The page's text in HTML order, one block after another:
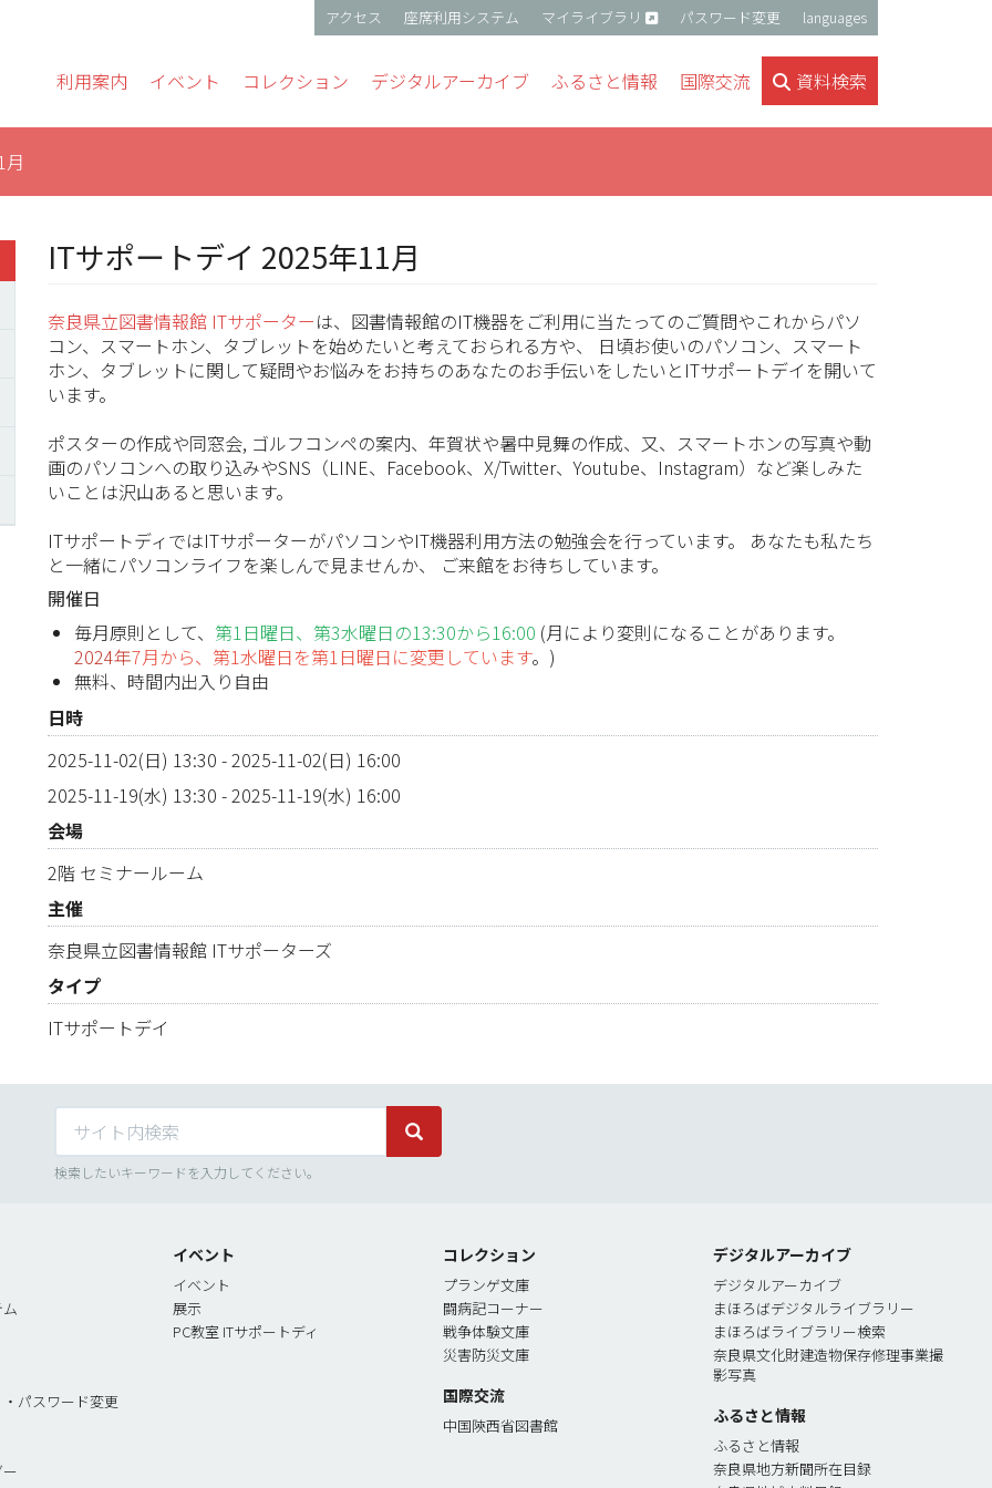
アクセス 座席利用システム マイライブラリ パスワード変更 languages
利用案内 イベント コレクション デジタルアーカイブ ふるさと情報 国際交流 資料検索
月
ITサポートデイ 2025年11月
奈良県立図書情報館 ITサポーターは、図書情報館のIT機器をご利用に当たってのご質問やこれからパソ
コン、スマートホン、タブレットを始めたいと考えておられる方や、 日頃お使いのパソコン、スマート
ホン、タブレットに関して疑問やお悩みをお持ちのあなたのお手伝いをしたいとITサポートデイを開いて
います。
ポスターの作成や同窓会, ゴルフコンペの案内、年賀状や暑中見舞の作成、又、スマートホンの写真や動
画のパソコンへの取り込みやSNS（LINE、Facebook、X/Twitter、Youtube、Instagram）など楽しみた
いことは沢山あると思います。
ITサポートディではITサポーターがパソコンやIT機器利用方法の勉強会を行っています。 あなたも私たち
と一緒にパソコンライフを楽しんで見ませんか、 ご来館をお待ちしています。
開催日
毎月原則として、 第1日曜日、第3水曜日の13:30から16:00 (月により変則になることがあります。
2024年7月から、第1水曜日を第1日曜日に変更しています。)
無料、時間内出入り自由
日時
2025-11-02(日) 13:30 -2025-11-02(日) 16:00
2025-11-19(水) 13:30 -2025-11-19(水) 16:00
会場
2階 セミナールーム
主催
奈良県立図書情報館 ITサポーターズ
タイプ
ITサポートデイ
サイト内検索 サイト内検索
検索したいキーワードを入力してください。
パスワード変更
イベント
イベント
展示
PC教室 ITサポートディ
コレクション
プランゲ文庫
闘病記コーナー
戦争体験文庫
災害防災文庫
国際交流
中国陝西省図書館
デジタルアーカイブ
デジタルアーカイブ
まほろばデジタルライブラリー
まほろばライブラリー検索
奈良県文化財建造物保存修理事業撮
影写真
ふるさと情報
ふるさと情報
奈良県地方新聞所在目録